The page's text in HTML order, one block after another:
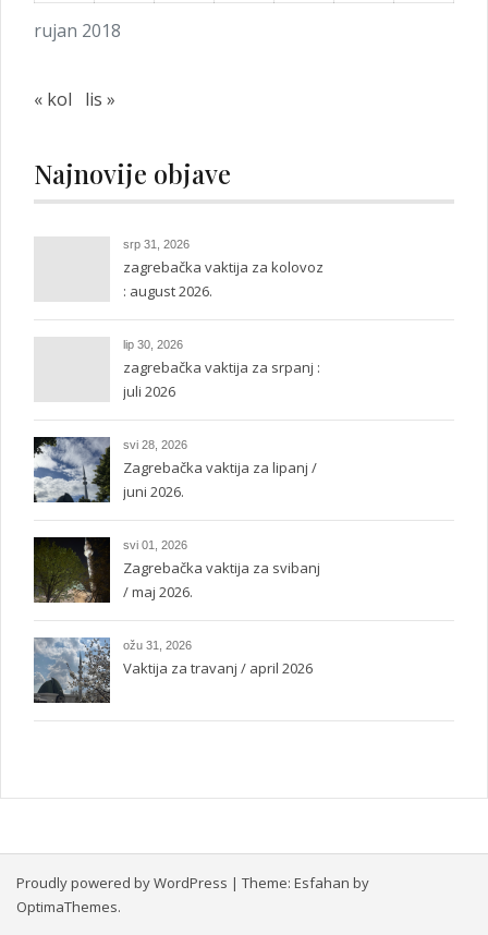
rujan 2018
« kol lis »
Najnovije objave
srp 31, 2026
zagrebačka vaktija za kolovoz
: august 2026.
lip 30, 2026
zagrebačka vaktija za srpanj :
juli 2026
svi 28, 2026
Zagrebačka vaktija za lipanj /
juni 2026.
svi 01, 2026
Zagrebačka vaktija za svibanj
/ maj 2026.
ožu 31, 2026
Vaktija za travanj / april 2026
Proudly powered by WordPress | Theme: Esfahan by
OptimaThemes.